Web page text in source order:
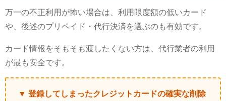
万一の不正利用が怖い場合は、利用限度額の低いカード
や、後述のプリペイド・代行決済を選ぶのも有効です。
カード情報をそもそも渡したくない方は、代行業者の利用
が最も安全です。
▼ 登録してしまったクレジットカードの確実な削除